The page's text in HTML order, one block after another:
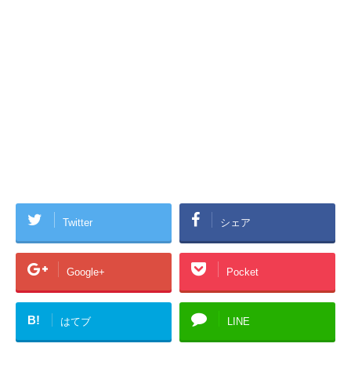
Twitter シェア
Google+ Pocket
B! はてブ LINE